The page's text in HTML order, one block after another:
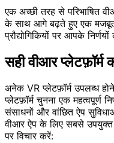
एक अच्छी तरह से परिभाषित
के साथ आगे बढ़ते हुए एक मजबूत
प्रौद्योगिकियों पर आपके निर्णयों
सही वीआर प्लेटफ़ॉर्म
अनेक VR प्लेटफ़ॉर्म उपलब्ध
प्लेटफ़ॉर्म चुनना एक महत्वपूर्ण
संसाधनों और वांछित ऐप
वीआर ऐप के लिए सबसे उपयुक्त
पर विचार करें: